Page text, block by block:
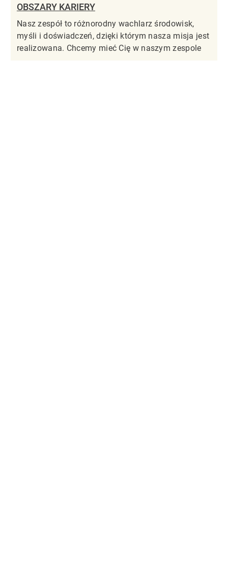
OBSZARY KARIERY
Nasz zespół to różnorodny wachlarz środowisk,
myśli i doświadczeń, dzięki którym nasza misja jest
realizowana. Chcemy mieć Cię w naszym zespole